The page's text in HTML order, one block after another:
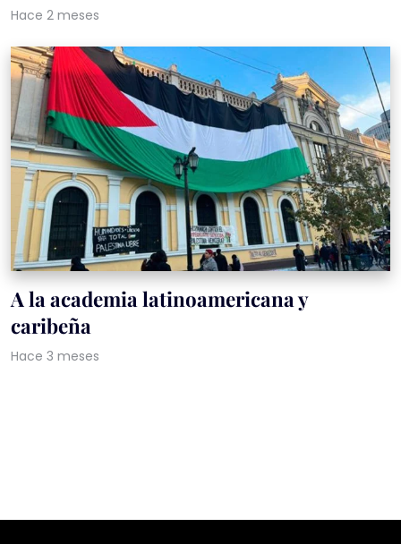
Hace 2 meses
A la academia latinoamericana y
caribeña
Hace 3 meses